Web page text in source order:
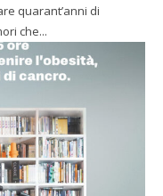
quarant’anni di
che...